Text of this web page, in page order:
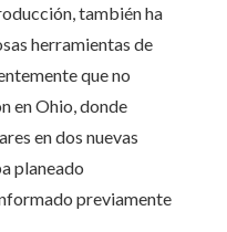
también ha
herramientas de
que no
en Ohio, donde
en dos nuevas
planeado
previamente